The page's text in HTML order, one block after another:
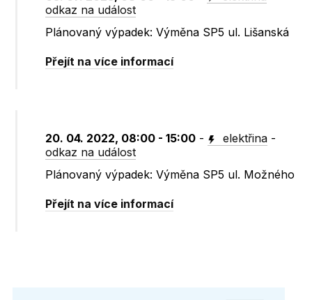
odkaz na událost
Plánovaný výpadek: Výměna SP5 ul. Lišanská
Přejít na více informací
20. 04. 2022, 08:00 - 15:00 - elektřina -
odkaz na událost
Plánovaný výpadek: Výměna SP5 ul. Možného
Přejít na více informací